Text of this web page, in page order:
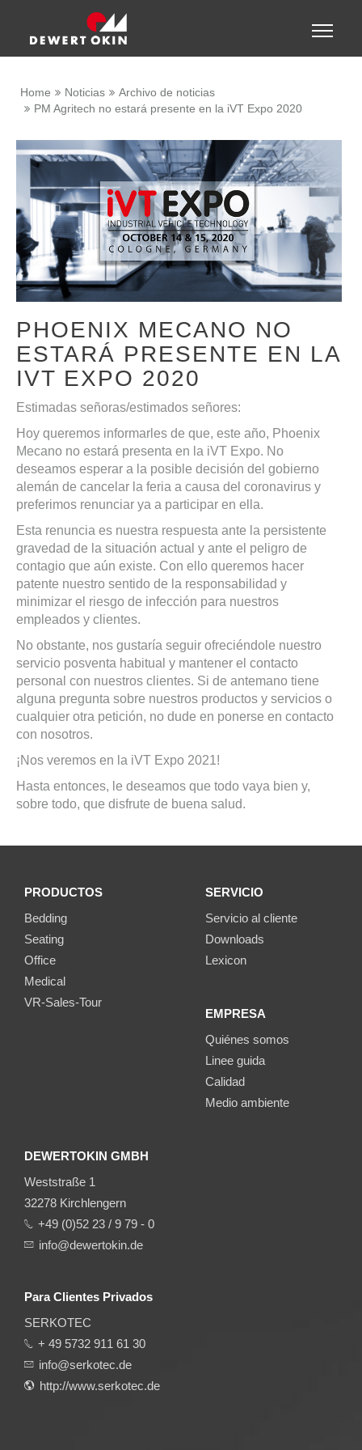
Toggle
Home Noticias
Archivo de noticias
PM Agritech no estará presente en la iVT Expo 2020
PHOENIX MECANO NO
ESTARÁ PRESENTE EN LA
IVT EXPO 2020
Estimadas señoras/estimados señores:
Hoy queremos informarles de que, este año, Phoenix
Mecano no estará presenta en la iVT Expo. No
deseamos esperar a la posible decisión del gobierno
alemán de cancelar la feria a causa del coronavirus y
preferimos renunciar ya a participar en ella.
Esta renuncia es nuestra respuesta ante la persistente
gravedad de la situación actual y ante el peligro de
contagio que aún existe. Con ello queremos hacer
patente nuestro sentido de la responsabilidad y
minimizar el riesgo de infección para nuestros
empleados y clientes.
No obstante, nos gustaría seguir ofreciéndole nuestro
servicio posventa habitual y mantener el contacto
personal con nuestros clientes. Si de antemano tiene
alguna pregunta sobre nuestros productos y servicios o
cualquier otra petición, no dude en ponerse en contacto
con nosotros.
¡Nos veremos en la iVT Expo 2021!
Hasta entonces, le deseamos que todo vaya bien y,
sobre todo, que disfrute de buena salud.
PRODUCTOS
Bedding
Seating
Office
Medical
VR-Sales-Tour
SERVICIO
Servicio al cliente
Downloads
Lexicon
EMPRESA
Quiénes somos
Linee guida
Calidad
Medio ambiente
DEWERTOKIN GMBH
Weststraße 1
32278 Kirchlengern
+49 (0)52 23 / 9 79 - 0
info@dewertokin.de
Para Clientes Privados
SERKOTEC
+ 49 5732 911 61 30
info@serkotec.de
http://www.serkotec.de